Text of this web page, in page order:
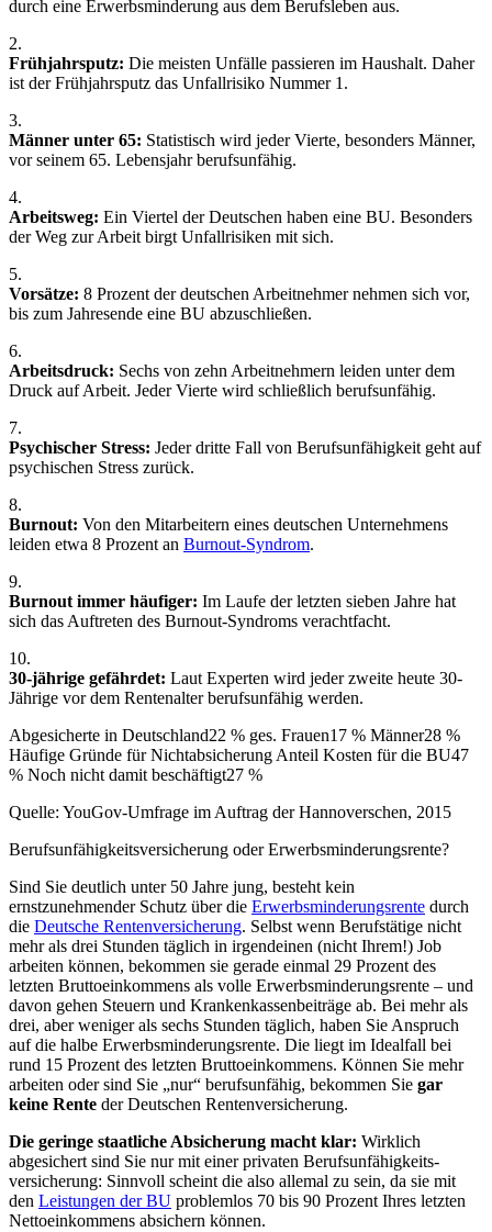
durch eine Erwerbsminderung aus dem Berufsleben aus.
2.
Frühjahrsputz: Die meisten Unfälle passieren im Haushalt. Daher
ist der Frühjahrsputz das Unfallrisiko Nummer 1.
3.
Männer unter 65: Statistisch wird jeder Vierte, besonders Männer,
vor seinem 65. Lebensjahr berufsunfähig.
4.
Arbeitsweg: Ein Viertel der Deutschen haben eine BU. Besonders
der Weg zur Arbeit birgt Unfallrisiken mit sich.
5.
Vorsätze: 8 Prozent der deutschen Arbeitnehmer nehmen sich vor,
bis zum Jahresende eine BU abzuschließen.
6.
Arbeitsdruck: Sechs von zehn Arbeitnehmern leiden unter dem
Druck auf Arbeit. Jeder Vierte wird schließlich berufsunfähig.
7.
Psychischer Stress: Jeder dritte Fall von Berufsunfähigkeit geht auf
psychischen Stress zurück.
8.
Burnout: Von den Mitarbeitern eines deutschen Unternehmens
leiden etwa 8 Prozent an Burnout-Syndrom.
9.
Burnout immer häufiger: Im Laufe der letzten sieben Jahre hat
sich das Auftreten des Burnout-Syndroms verachtfacht.
10.
30-jährige gefährdet: Laut Experten wird jeder zweite heute 30-
Jährige vor dem Rentenalter berufsunfähig werden.
Abgesicherte in Deutschland22 % ges. Frauen17 % Männer28 %
Häufige Gründe für Nichtabsicherung Anteil Kosten für die BU47
% Noch nicht damit beschäftigt27 %
Quelle: YouGov-Umfrage im Auftrag der Hannoverschen, 2015
Berufsunfähigkeitsversicherung oder Erwerbsminderungsrente?
Sind Sie deutlich unter 50 Jahre jung, besteht kein
ernstzunehmender Schutz über die Erwerbsminderungsrente durch
die Deutsche Rentenversicherung. Selbst wenn Berufstätige nicht
mehr als drei Stunden täglich in irgendeinen (nicht Ihrem!) Job
arbeiten können, bekommen sie gerade einmal 29 Prozent des
letzten Bruttoeinkommens als volle Erwerbsminderungsrente – und
davon gehen Steuern und Krankenkassenbeiträge ab. Bei mehr als
drei, aber weniger als sechs Stunden täglich, haben Sie Anspruch
auf die halbe Erwerbsminderungsrente. Die liegt im Idealfall bei
rund 15 Prozent des letzten Bruttoeinkommens. Können Sie mehr
arbeiten oder sind Sie „nur“ berufsunfähig, bekommen Sie gar
keine Rente der Deutschen Rentenversicherung.
Die geringe staatliche Absicherung macht klar: Wirklich
abgesichert sind Sie nur mit einer privaten Berufs­unfähig­keits­
versicherung: Sinnvoll scheint die also allemal zu sein, da sie mit
den Leistungen der BU problemlos 70 bis 90 Prozent Ihres letzten
Nettoeinkommens absichern können.